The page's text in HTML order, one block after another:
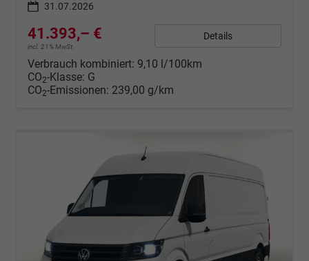
31.07.2026
41.393,– €
incl. 21% MwSt.
Details
Verbrauch kombiniert: 9,10 l/100km
CO2-Klasse: G
CO2-Emissionen: 239,00 g/km